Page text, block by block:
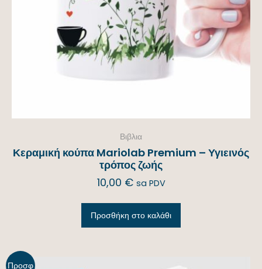
Βιβλια
Κεραμική κούπα Mariolab Premium – Υγιεινός
τρόπος ζωής
10,00 € sa PDV
Προσθήκη στο καλάθι
Προσφ